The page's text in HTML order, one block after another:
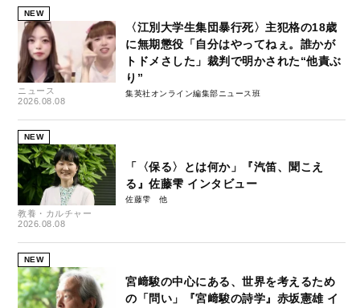
NEW
ニュース
2026.08.08
〈江別大学生集団暴行死〉主犯格の18歳
に無期懲役「自分はやってねぇ。誰かが
トドメさした」裁判で明かされた“他責ぶ
り”
集英社オンライン編集部ニュース班
NEW
教養・カルチャー
2026.08.08
「〈保る〉とは何か」『汽笛、聞こえ
る』佐藤雫 インタビュー
佐藤雫
NEW
宮﨑駿の中心にある、世界を考えるため
の「問い」『宮﨑駿の詩学』赤坂憲雄 イ